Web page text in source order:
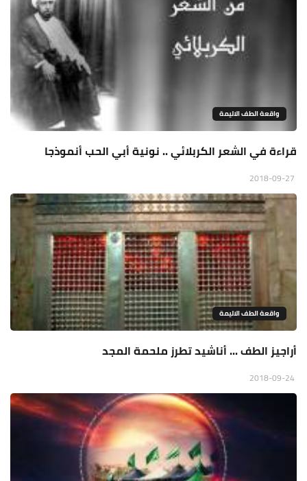
واقعة الطف الاليمة
قراءة في الشعر الكربلائي .. نونية أبي الحب أنموذجا
واقعة الطف الاليمة
أراجيز الطف ... أناشيد تطرز ملحمة المجد